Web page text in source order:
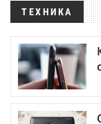
ТЕХНИКА